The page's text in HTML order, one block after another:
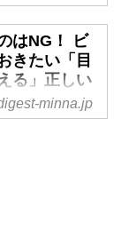
グについての
玉県草加市の
Bishon草
チに、スウィ
感覚と座学、
はNG！ ビ
きたい「目
る」正しい
ルフダイジ
minna.jp